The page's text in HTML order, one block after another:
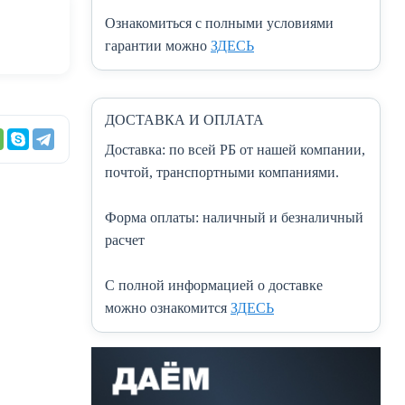
Ознакомиться с полными условиями
гарантии можно ЗДЕСЬ
ДОСТАВКА И ОПЛАТА
Доставка: по всей РБ от нашей компании,
почтой, транспортными компаниями.
Форма оплаты: наличный и безналичный
расчет
C полной информацией о доставке
можно ознакомится ЗДЕСЬ